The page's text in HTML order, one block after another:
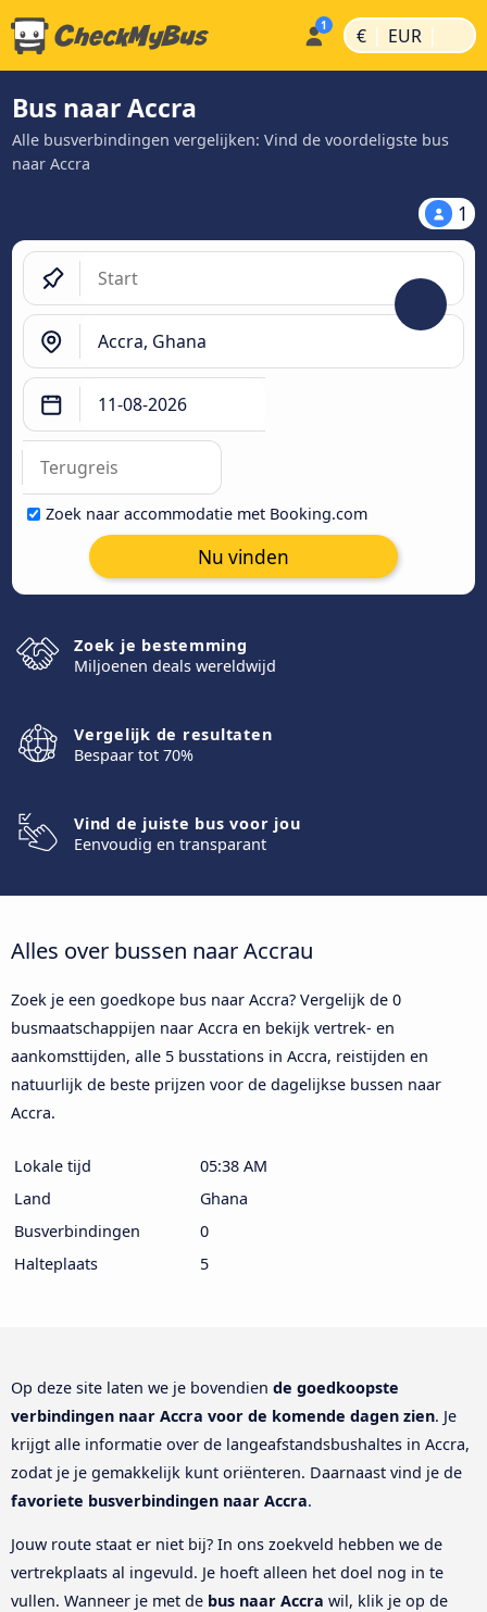
€ | EUR |
Bus naar Accra
Alle busverbindingen vergelijken: Vind de voordeligste bus
naar Accra
1
Zoek naar accommodatie met Booking.com
Nu vinden
Zoek je bestemming
Miljoenen deals wereldwijd
Vergelijk de resultaten
Bespaar tot 70%
Vind de juiste bus voor jou
Eenvoudig en transparant
Alles over bussen naar Accrau
Zoek je een goedkope bus naar Accra? Vergelijk de 0
busmaatschappijen naar Accra en bekijk vertrek- en
aankomsttijden, alle 5 busstations in Accra, reistijden en
natuurlijk de beste prijzen voor de dagelijkse bussen naar
Accra.
Lokale tijd
05:38 AM
Land
Ghana
Busverbindingen
0
Halteplaats
5
Op deze site laten we je bovendien de goedkoopste
verbindingen naar Accra voor de komende dagen zien. Je
krijgt alle informatie over de langeafstandsbushaltes in Accra,
zodat je je gemakkelijk kunt oriënteren. Daarnaast vind je de
favoriete busverbindingen naar Accra.
Jouw route staat er niet bij? In ons zoekveld hebben we de
vertrekplaats al ingevuld. Je hoeft alleen het doel nog in te
vullen. Wanneer je met de bus naar Accra wil, klik je op de